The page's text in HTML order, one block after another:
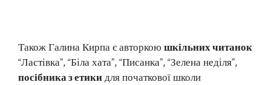
Також Галина Кирпа є авторкою шкільних читанок
“Ластівка”, “Біла хата”, “Писанка”, “Зелена неділя”,
посібника з етикидля початкової школи